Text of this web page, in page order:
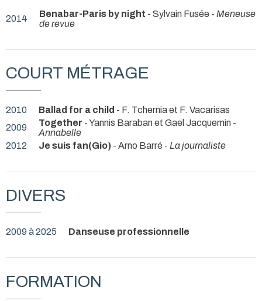
2014 Benabar-Paris by night - Sylvain Fusée - Meneuse
de revue
COURT MÉTRAGE
2010 Ballad for a child - F. Tchernia et F. Vacarisas
2009
Together - Yannis Baraban et Gael Jacquemin -
Annabelle
2012
Je suis fan(Gio) - Arno Barré - La journaliste
DIVERS
2009 à 2025 Danseuse professionnelle
FORMATION